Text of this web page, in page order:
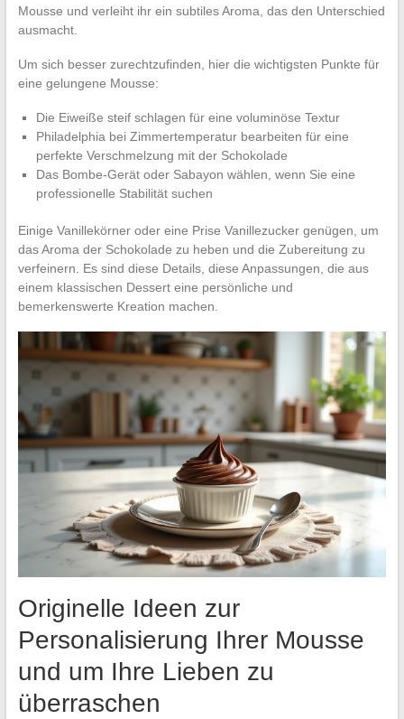
Mousse und verleiht ihr ein subtiles Aroma, das den Unterschied
ausmacht.
Um sich besser zurechtzufinden, hier die wichtigsten Punkte für
eine gelungene Mousse:
Die Eiweiße steif schlagen für eine voluminöse Textur
Philadelphia bei Zimmertemperatur bearbeiten für eine
perfekte Verschmelzung mit der Schokolade
Das Bombe-Gerät oder Sabayon wählen, wenn Sie eine
professionelle Stabilität suchen
Einige Vanillekörner oder eine Prise Vanillezucker genügen, um
das Aroma der Schokolade zu heben und die Zubereitung zu
verfeinern. Es sind diese Details, diese Anpassungen, die aus
einem klassischen Dessert eine persönliche und
bemerkenswerte Kreation machen.
Originelle Ideen zur
Personalisierung Ihrer Mousse
und um Ihre Lieben zu
überraschen